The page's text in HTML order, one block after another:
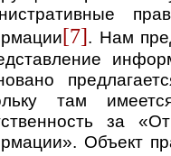
[7]. Нам
там
за
Объект